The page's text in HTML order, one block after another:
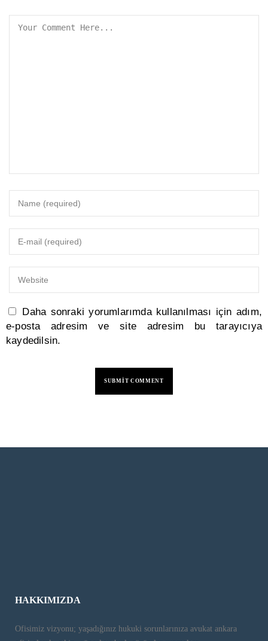
Daha sonraki yorumlarımda kullanılması için adım,
e-posta adresim ve site adresim bu tarayıcıya
kaydedilsin.
HAKKIMIZDA
Ofisimiz vizyonu; yaşadığınız hukuki sorunlarınıza avukat ankara